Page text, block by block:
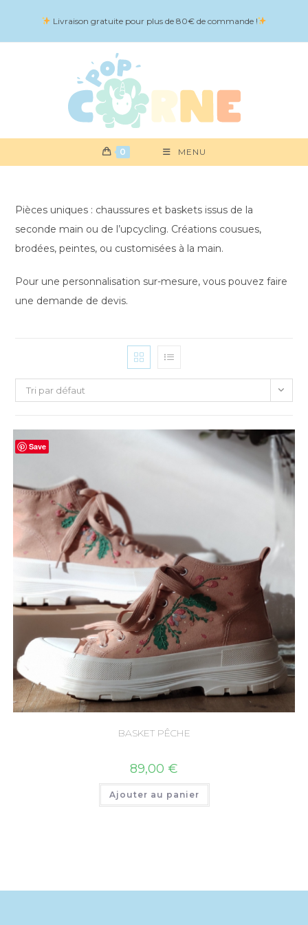
Livraison gratuite pour plus de 80€ de commande !
0 MENU
Pièces uniques : chaussures et baskets issus de la
seconde main ou de l’upcycling. Créations cousues,
brodées, peintes, ou customisées à la main.
Pour une personnalisation sur-mesure, vous pouvez faire
une demande de devis.
Tri par défaut
Save
BASKET PÊCHE
89,00 €
Ajouter au panier